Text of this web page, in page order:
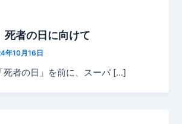
者の日に向けて
年10月16日
死者の日」を前に、スーパ […]